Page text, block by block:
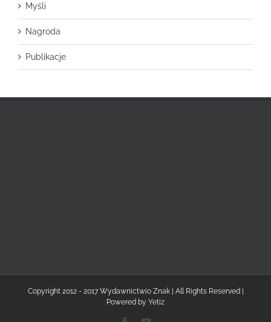
Myśli
Nagroda
Publikacje
Copyright 2012 - 2017 Wydawnictwio Znak | All Rights Reserved |
Powered by Yetiz